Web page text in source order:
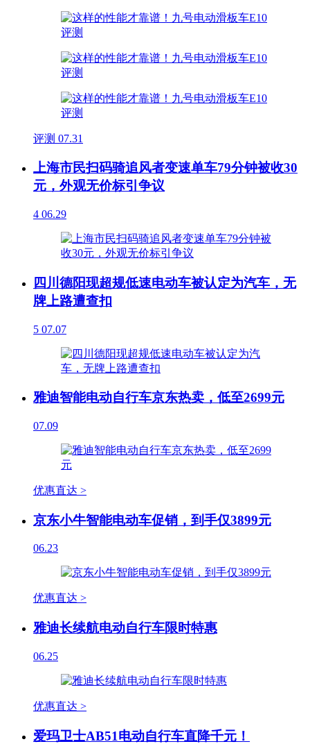
评测 07.31
上海市民扫码骑追风者变速单车79分钟被收30
元，外观无价标引争议
4 06.29
四川德阳现超规低速电动车被认定为汽车，无
牌上路遭查扣
5 07.07
雅迪智能电动自行车京东热卖，低至2699元
07.09
优惠直达 >
京东小牛智能电动车促销，到手仅3899元
06.23
优惠直达 >
雅迪长续航电动自行车限时特惠
06.25
优惠直达 >
爱玛卫士AB51电动自行车直降千元！